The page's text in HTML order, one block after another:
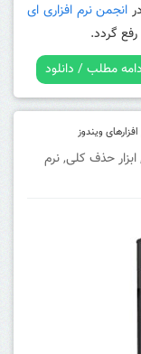
انجمن نرم افزاری ای
گردد.
مطلب / دانلود
,ابزار حذف کلی,نرم